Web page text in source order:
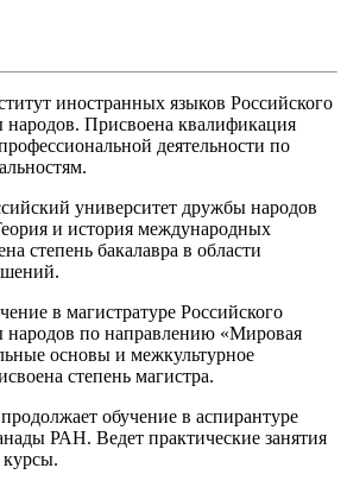
иностранных языков Российского
народов. Присвоена квалификация
деятельности по
университет дружбы народов
и история международных
степень бакалавра в области
в магистратуре Российского
народов по направлению «Мировая
основы и межкультурное
степень магистра.
обучение в аспирантуре
РАН. Ведет практические занятия